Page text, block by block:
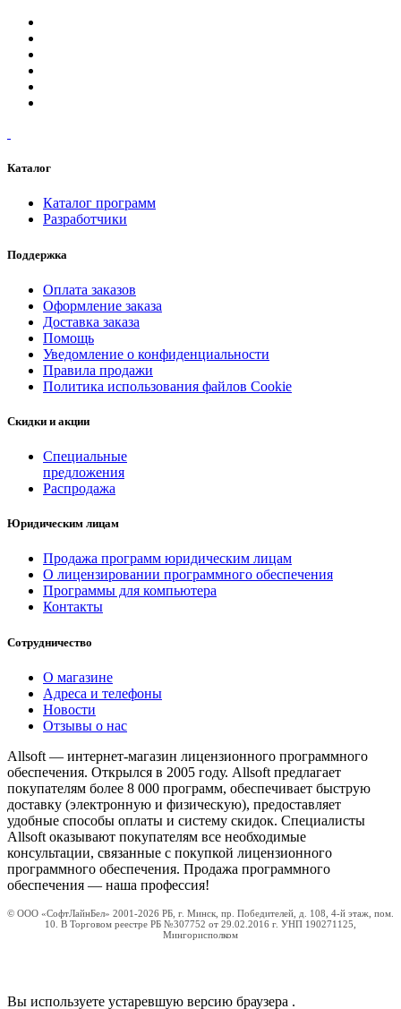
Каталог
Каталог программ
Разработчики
Поддержка
Оплата заказов
Оформление заказа
Доставка заказа
Помощь
Уведомление о конфиденциальности
Правила продажи
Политика использования файлов Cookie
Скидки и акции
Специальные
предложения
Распродажа
Юридическим лицам
Продажа программ юридическим лицам
О лицензировании программного обеспечения
Программы для компьютера
Контакты
Сотрудничество
О магазине
Адреса и телефоны
Новости
Отзывы о нас
Allsoft — интернет-магазин лицензионного программного
обеспечения. Открылся в 2005 году. Allsoft предлагает
покупателям более 8 000 программ, обеспечивает быструю
доставку (электронную и физическую), предоставляет
удобные способы оплаты и систему скидок. Специалисты
Allsoft оказывают покупателям все необходимые
консультации, связанные с покупкой лицензионного
программного обеспечения. Продажа программного
обеспечения — наша профессия!
© ООО «СофтЛайнБел» 2001-2026 РБ, г. Минск, пр. Победителей, д. 108, 4-й этаж, пом.
10. В Торговом реестре РБ №307752 от 29.02.2016 г. УНП 190271125,
Мингорисполком
Вы используете устаревшую версию браузера .